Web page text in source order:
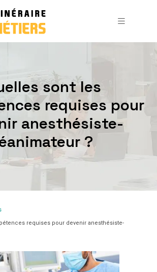
sont les
requises pour
anesthésiste-
?
requises pour devenir anesthésiste-